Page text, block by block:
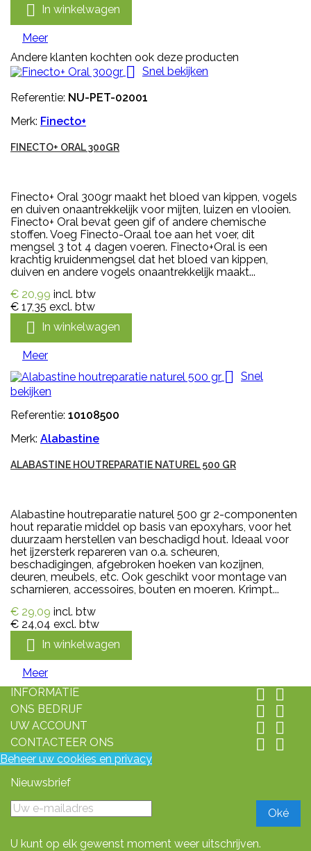
 In winkelwagen
Meer
Andere klanten kochten ook deze producten

Snel bekijken
Referentie: NU-PET-02001
Merk: Finecto+
FINECTO+ ORAL 300GR
Finecto+ Oral 300gr maakt het bloed van kippen, vogels
en duiven onaantrekkelijk voor mijten, luizen en vlooien.
Finecto+ Oral bevat geen gif of andere chemische
stoffen. Voeg Finecto-Oraal toe aan het voer, dit
mengsel 3 tot 4 dagen voeren. Finecto+Oral is een
krachtig kruidenmengsel dat het bloed van kippen,
duiven en andere vogels onaantrekkelijk maakt...
€ 20,99 incl. btw
€ 17,35 excl. btw
 In winkelwagen
Meer

Snel
bekijken
Referentie: 10108500
Merk: Alabastine
ALABASTINE HOUTREPARATIE NATUREL 500 GR
Alabastine houtreparatie naturel 500 gr 2-componenten
hout reparatie middel op basis van epoxyhars, voor het
duurzaam herstellen van beschadigd hout. Ideaal voor
het ijzersterk repareren van o.a. scheuren,
beschadigingen, afgebroken hoeken van kozijnen,
deuren, meubels, etc. Ook geschikt voor montage van
scharnieren, accessoires, bouten en moeren. Krimpt...
€ 29,09 incl. btw
€ 24,04 excl. btw
 In winkelwagen
Meer
INFORMATIE
 
ONS BEDRIJF  
UW ACCOUNT  
CONTACTEER ONS  
Beheer uw cookies en privacy
Nieuwsbrief
U kunt op elk gewenst moment weer uitschrijven.